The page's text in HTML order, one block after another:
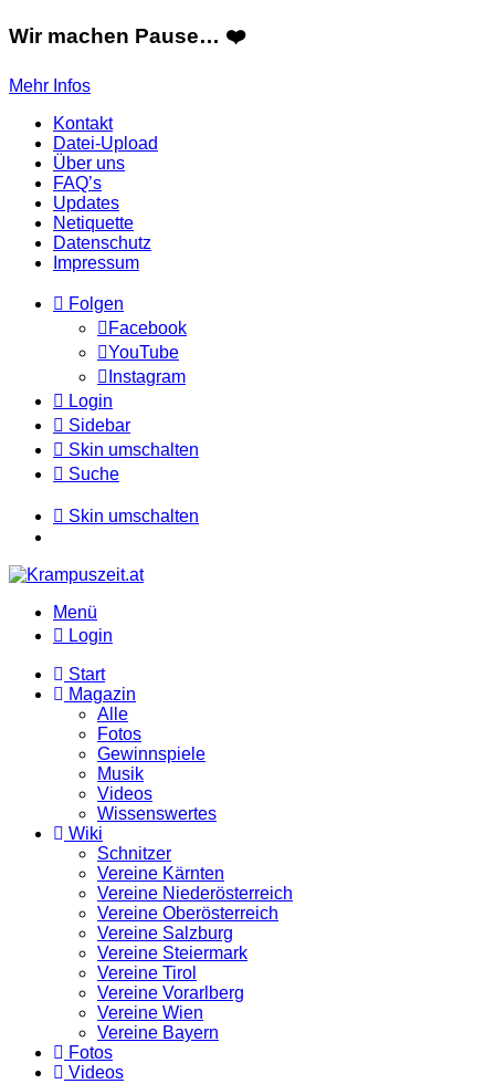
Wir machen Pause… ❤️
Mehr Infos
Kontakt
Datei-Upload
Über uns
FAQ’s
Updates
Netiquette
Datenschutz
Impressum
Folgen
Facebook
YouTube
Instagram
Login
Sidebar
Skin umschalten
Suche
Skin umschalten
Menü
Login
Start
Magazin
Alle
Fotos
Gewinnspiele
Musik
Videos
Wissenswertes
Wiki
Schnitzer
Vereine Kärnten
Vereine Niederösterreich
Vereine Oberösterreich
Vereine Salzburg
Vereine Steiermark
Vereine Tirol
Vereine Vorarlberg
Vereine Wien
Vereine Bayern
Fotos
Videos